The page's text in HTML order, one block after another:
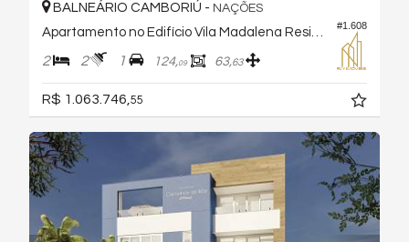
#1.608
BALNEÁRIO CAMBORIÚ - NAÇÕES
Apartamento no Edifício Vila Madalena Residencial
2 2 1 124,09 63,63
R$ 1.063.746, 55